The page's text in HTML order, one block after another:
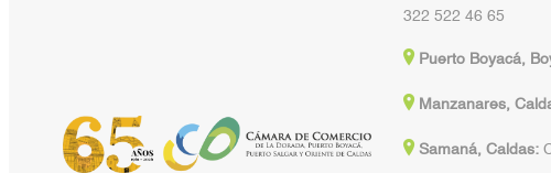
322 522 46 65
Puerto Boyacá,
Manzanares,
Samaná, Caldas: